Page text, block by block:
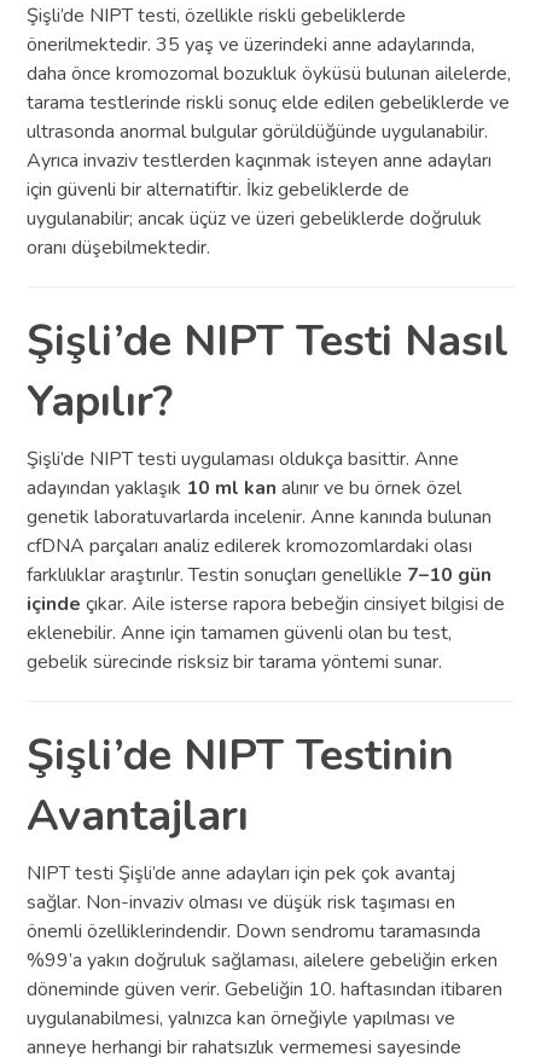
Şişli’de NIPT testi, özellikle riskli gebeliklerde
önerilmektedir. 35 yaş ve üzerindeki anne adaylarında,
daha önce kromozomal bozukluk öyküsü bulunan ailelerde,
tarama testlerinde riskli sonuç elde edilen gebeliklerde ve
ultrasonda anormal bulgular görüldüğünde uygulanabilir.
Ayrıca invaziv testlerden kaçınmak isteyen anne adayları
için güvenli bir alternatiftir. İkiz gebeliklerde de
uygulanabilir; ancak üçüz ve üzeri gebeliklerde doğruluk
oranı düşebilmektedir.
Şişli’de NIPT Testi Nasıl
Yapılır?
Şişli’de NIPT testi uygulaması oldukça basittir. Anne
adayından yaklaşık 10 ml kan alınır ve bu örnek özel
genetik laboratuvarlarda incelenir. Anne kanında bulunan
cfDNA parçaları analiz edilerek kromozomlardaki olası
farklılıklar araştırılır. Testin sonuçları genellikle 7–10 gün
içinde çıkar. Aile isterse rapora bebeğin cinsiyet bilgisi de
eklenebilir. Anne için tamamen güvenli olan bu test,
gebelik sürecinde risksiz bir tarama yöntemi sunar.
Şişli’de NIPT Testinin
Avantajları
NIPT testi Şişli’de anne adayları için pek çok avantaj
sağlar. Non-invaziv olması ve düşük risk taşıması en
önemli özelliklerindendir. Down sendromu taramasında
%99’a yakın doğruluk sağlaması, ailelere gebeliğin erken
döneminde güven verir. Gebeliğin 10. haftasından itibaren
uygulanabilmesi, yalnızca kan örneğiyle yapılması ve
anneye herhangi bir rahatsızlık vermemesi sayesinde